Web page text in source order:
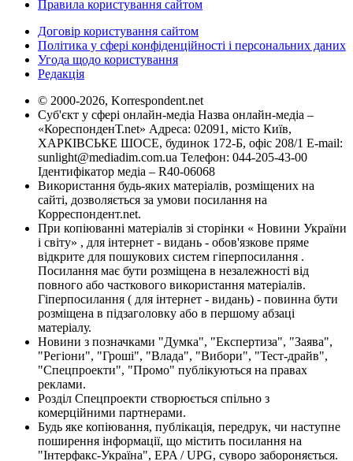
Правила користування сайтом
Договір користування сайтом
Політика у сфері конфіденційності і персональних даних
Угода щодо користування
Редакція
© 2000-2026, Korrespondent.net
Суб'єкт у сфері онлайн-медіа Назва онлайн-медіа –
«КореспонденТ.net» Адреса: 02091, місто Київ,
ХАРКІВСЬКЕ ШОСЕ, будинок 172-Б, офіс 208/1 E-mail:
sunlight@mediadim.com.ua Телефон: 044-205-43-00
Ідентифікатор медіа – R40-06068
Використання будь-яких матеріалів, розміщених на
сайті, дозволяється за умови посилання на
Корреспондент.net.
При копіюванні матеріалів зі сторінки « Новини України
і світу» , для інтернет - видань - обов'язкове пряме
відкрите для пошукових систем гіперпосилання .
Посилання має бути розміщена в незалежності від
повного або часткового використання матеріалів.
Гіперпосилання ( для інтернет - видань) - повинна бути
розміщена в підзаголовку або в першому абзаці
матеріалу.
Новини з позначками "Думка", "Експертиза", "Заява",
"Регіони", "Гроші", "Влада", "Вибори", "Тест-драйв",
"Спецпроекти", "Промо" публікуються на правах
реклами.
Розділ Спецпроекти створюється спільно з
комерційними партнерами.
Будь яке копіювання, публікація, передрук, чи наступне
поширення інформації, що містить посилання на
"Інтерфакс-Україна", EPA / UPG, суворо забороняється.